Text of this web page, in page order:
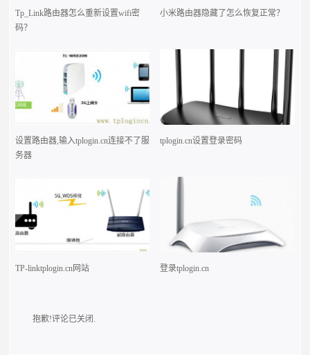
Tp_Link路由器怎么重新设置wifi密
码？
小米路由器隐藏了怎么恢复正常？
设置路由器,输入tplogin.cn连接不了服
务器
tplogin.cn设置登录密码
TP-linktplogin.cn网站 登录tplogin.cn
抱歉!评论已关闭.